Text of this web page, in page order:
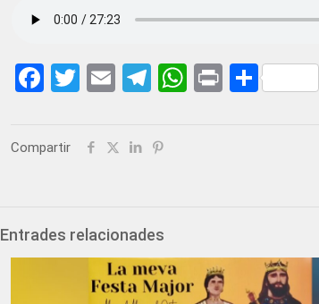
Facebook
Twitter
EmailTelegram
WhatsApp
PrintShare
Compartir
Entrades relacionades